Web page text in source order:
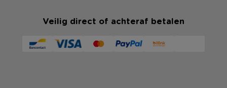
Veilig direct of achteraf betalen